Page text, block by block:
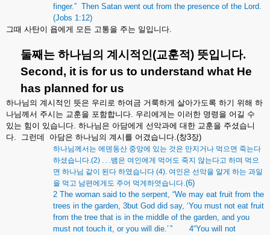
finger.” Then Satan went out from the presence of the Lord.
(Jobs 1:12)
그때 사탄이 욥에게 모든 고통을 주는 일입니다.
둘째는 하나님의 계시적인(교훈적) 뜻입니다.
Second, it is for us to understand what He
has planned for us
하나님의 계시적인 뜻은 우리로 하여금 거룩하게 살아가도록 하기 위해 하
나님께서 주시는 교훈을 포함합니다. 우리에게는 이러한 명령을 어길 수
있는 힘이 있습니다. 하나님은 아담에게 선악과에 대한 교훈을 주셨습니
다. 그런데 아담은 하나님의 계시를 어겼습니다.(창3장)
하나님께서는 에덴동산 중앙에 있는 것은 만지거나 먹으면 죽는다
하셨습니다.(2) . . .뱀은 여인에게 먹어도 죽지 않는다고 하며 먹으
면 하나님 같이 된다 하였습니다 (4). 여인은 선악을 알게 하는 과일
을 먹고 남편에게도 주어 먹게하엿습니다.(6)
2 The woman said to the serpent, “We may eat fruit from the
trees in the garden, 3but God did say, ‘You must not eat fruit
from the tree that is in the middle of the garden, and you
must not touch it, or you will die.’ ” 4“You will not